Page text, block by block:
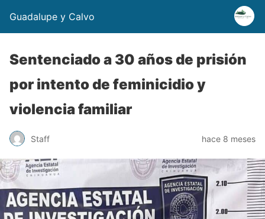
Guadalupe y Calvo
Sentenciado a 30 años de prisión
por intento de feminicidio y
violencia familiar
Staff hace 8 meses